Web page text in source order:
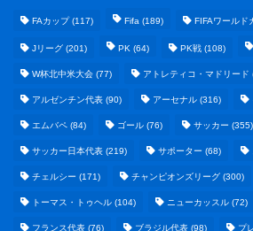
FAカップ(117) Fifa (189) FIFAワールド
Jリーグ (201) PK (64) PK戦 (108)
W杯北中米大会 (77) アトレティコ・マドリード
アルゼンチン代表 (90) アーセナル (316)
エムバペ (84) ゴール (76) サッカー (355)
サッカー日本代表 (219) サポーター (68)
チェルシー (171) チャンピオンズリーグ (300)
トーマス・トゥヘル (104) ニューカッスル (72)
フランス代表 (76) ブラジル代表 (98) プ